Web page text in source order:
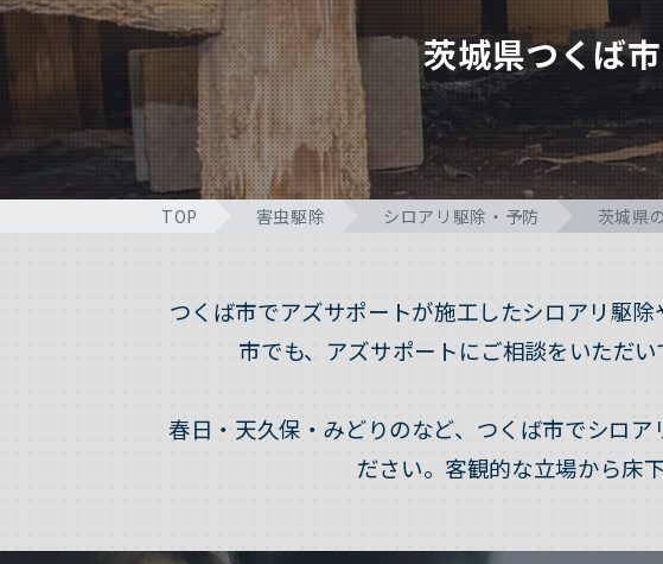
茨城県つくば
TOP 害虫駆除 シロアリ駆除・予防 茨城県
つくば市でアズサポートが施工したシロアリ駆
市でも、アズサポートにご相談をいただ
春日・天久保・みどりのなど、つくば市でシロ
ださい。客観的な立場から床